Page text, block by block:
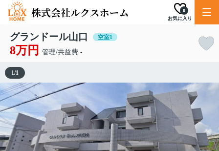
お気に入り
0
グランドール山口 空室1
8万円 管理/共益費 -
1/1